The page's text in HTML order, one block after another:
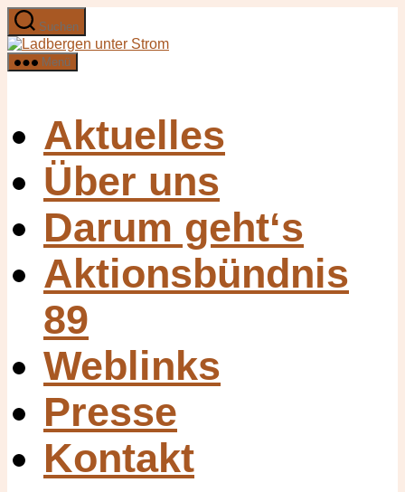
Zum
Inhalt
springen
Suchen
Ladbergen
Menü
Aktuelles
Über uns
Darum geht‘s
Aktionsbündnis
89
Weblinks
Presse
Kontakt